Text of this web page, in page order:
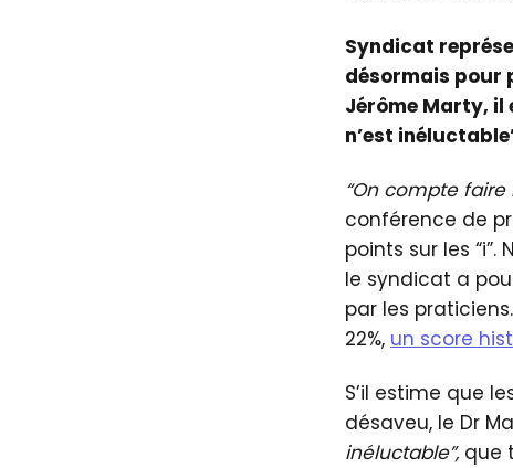
Syndicat
désormais pour
Jérôme Marty, il
n’est
“On compte
conférence de
points sur les
le syndicat a
par les
22%, un score
S’il estime que
désaveu, le Dr
inéluctable”, que